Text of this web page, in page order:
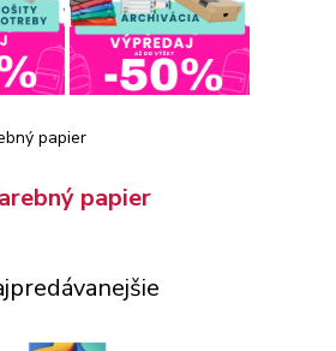
papier
papier